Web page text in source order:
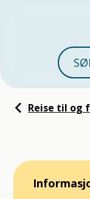
Du er her:
Reise til og